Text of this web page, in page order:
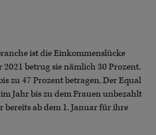
ist die Einkommenslücke
2021 betrug sie nämlich 30 Prozent.
zu 47 Prozent betragen. Der Equal
Jahr bis zu dem Frauen unbezahlt
ab dem 1. Januar für ihre